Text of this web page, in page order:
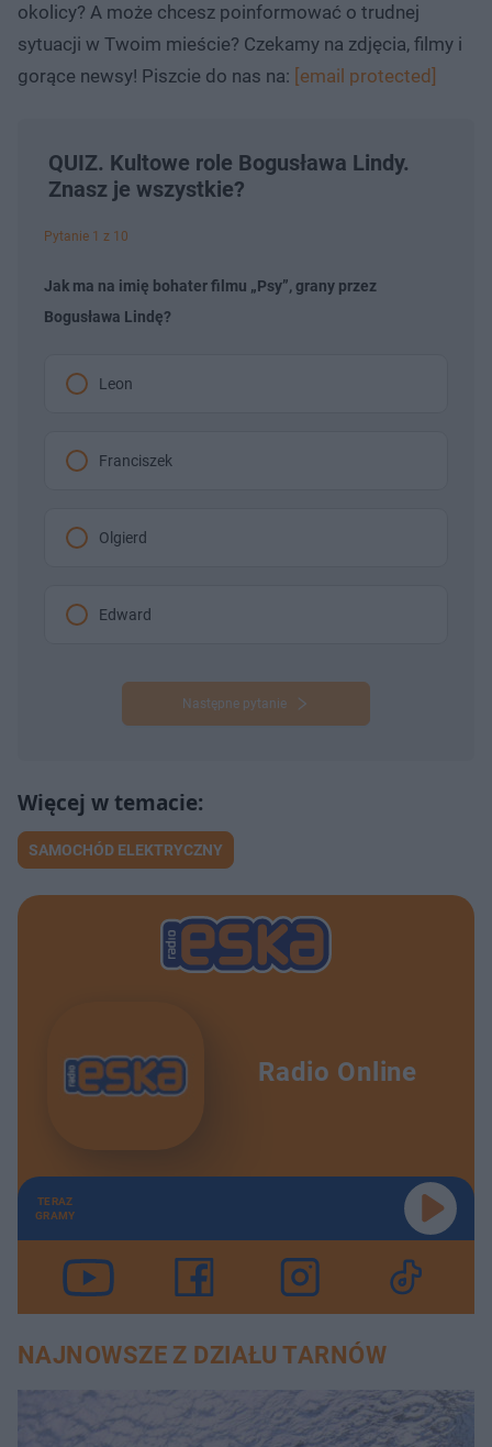
okolicy? A może chcesz poinformować o trudnej
sytuacji w Twoim mieście? Czekamy na zdjęcia, filmy i
gorące newsy! Piszcie do nas na: [email protected]
QUIZ. Kultowe role Bogusława Lindy.
Znasz je wszystkie?
Pytanie 1 z 10
Jak ma na imię bohater filmu „Psy”, grany przez
Bogusława Lindę?
Leon
Franciszek
Olgierd
Edward
Następne pytanie
SAMOCHÓD ELEKTRYCZNY
Radio Online
TERAZ
GRAMY
NAJNOWSZE Z DZIAŁU TARNÓW